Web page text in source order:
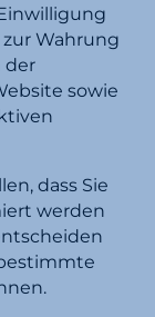
zur Wahrung
der
sowie
dass Sie
werden